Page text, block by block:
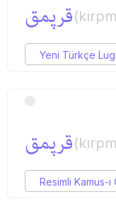
قرپمق
Yeni Türkçe
قرپمق
Resimli Kamus-ı